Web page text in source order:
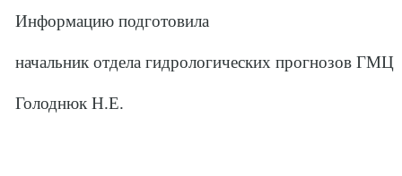
Информацию подготовила
начальник отдела гидрологических прогнозов ГМЦ
Голоднюк Н.Е.